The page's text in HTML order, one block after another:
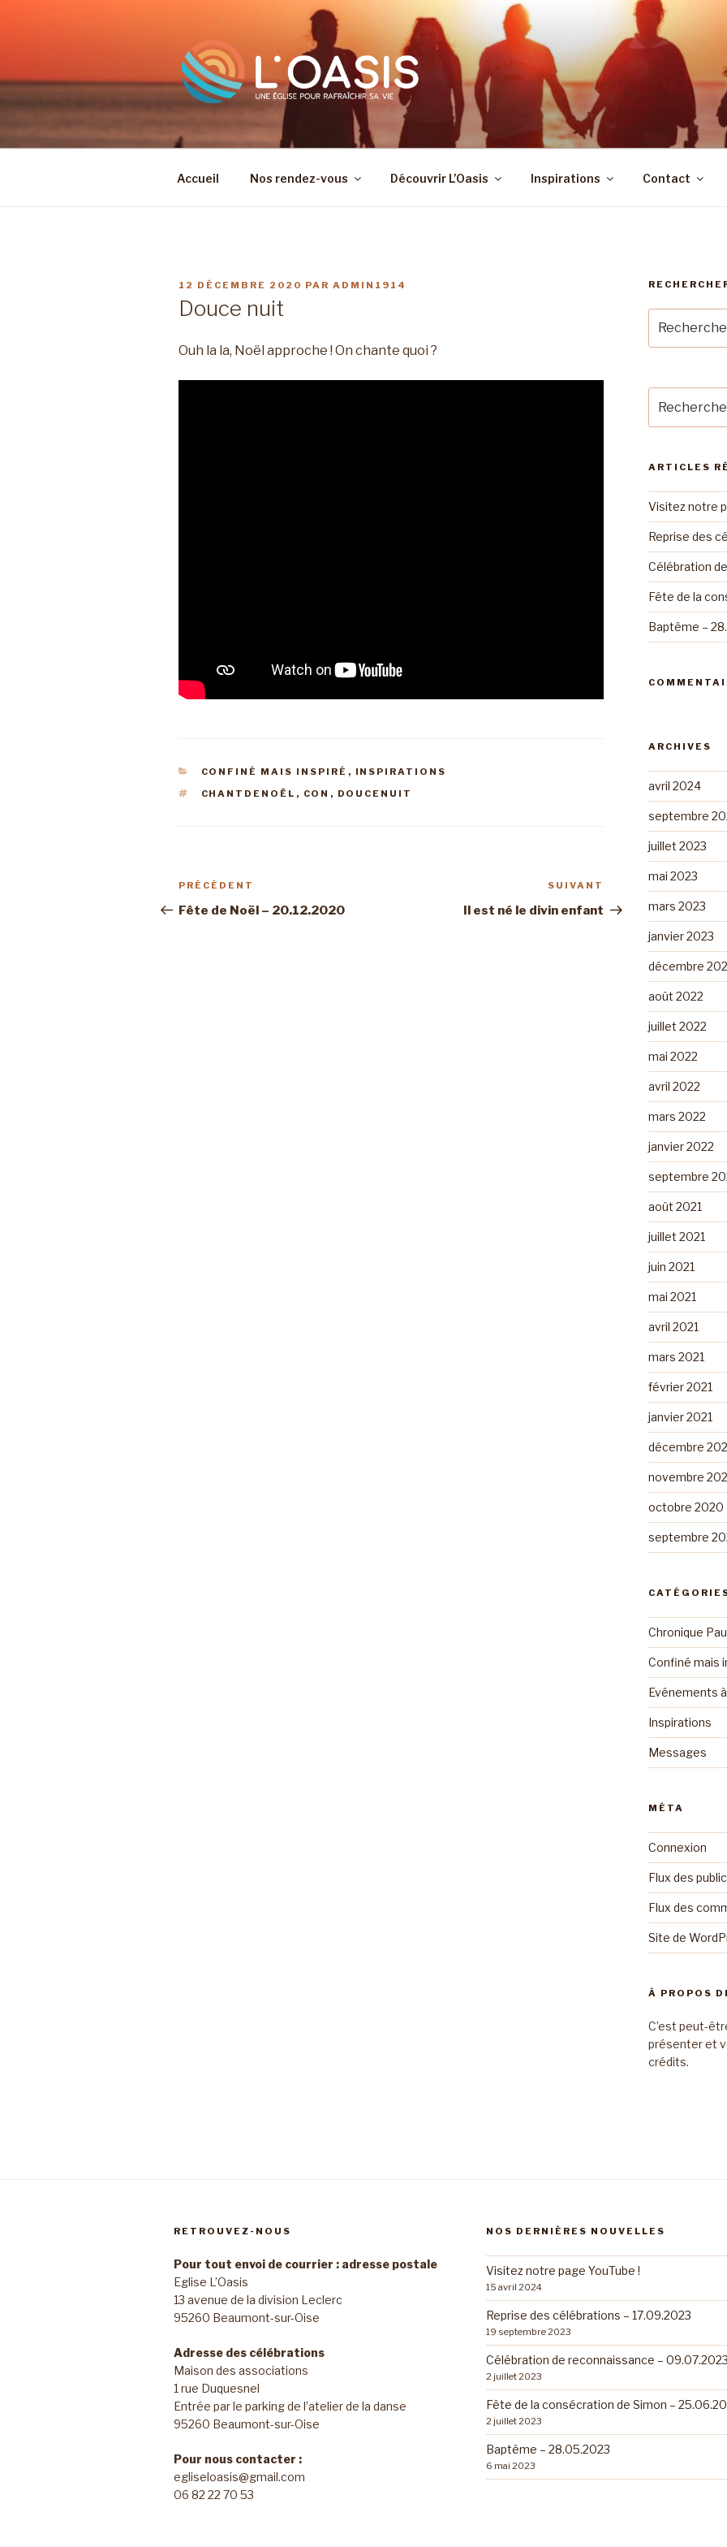
Accueil Nos rendez-vous Découvrir L’Oasis Inspirations Contact
PUBLIÉ
12 DÉCEMBRE 2020 PAR ADMIN1914
Douce nuit
Ouh la la, Noël approche ! On chante quoi ?
CATÉGORIES
CONFINÉ MAIS INSPIRÉ , INSPIRATIONS
ÉTIQUETTES
CHANTDENOËL , CON , DOUCENUIT
Navigation
de
Article
précédent
PRÉCÉDENT
Fête de Noël – 20.12.2020
Article
suivant
SUIVANT
Il est né le divin enfant
pour
:
pour
:
ARTICLES
Visitez notre
Reprise des
Célébration
Fête de la
Baptême –
ARCHIVES
avril 2024
septembre
juillet 2023
mai 2023
mars 2023
janvier 2023
décembre
août 2022
juillet 2022
mai 2022
avril 2022
mars 2022
janvier 2022
septembre
août 2021
juillet 2021
juin 2021
mai 2021
avril 2021
mars 2021
février 2021
janvier 2021
décembre
novembre
octobre 2020
septembre
Chronique
Confiné mais
Evénements
Inspirations
Messages
MÉTA
Connexion
Flux des
Flux des
Site de
À PROPOS
C’est peut-
présenter et
crédits.
RETROUVEZ-NOUS
Pour tout envoi de courrier : adresse postale
Eglise L’Oasis
13 avenue de la division Leclerc
95260 Beaumont-sur-Oise
Adresse des célébrations
Maison des associations
1 rue Duquesnel
Entrée par le parking de l’atelier de la danse
95260 Beaumont-sur-Oise
Pour nous contacter :
egliseloasis@gmail.com
06 82 22 70 53
NOS DERNIÈRES NOUVELLES
Visitez notre page YouTube !
15 avril 2024
Reprise des célébrations – 17.09.2023
19 septembre 2023
Célébration de reconnaissance – 09.07.2023
2 juillet 2023
Fête de la consécration de Simon –
2 juillet 2023
Baptême – 28.05.2023
6 mai 2023